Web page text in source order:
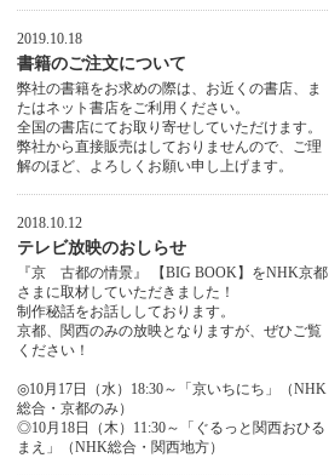
2019.10.18
書籍のご注文について
弊社の書籍をお求めの際は、お近くの書店、ま
たはネット書店をご利用ください。
全国の書店にてお取り寄せしていただけます。
弊社から直接販売はしておりませんので、ご理
解のほど、よろしくお願い申し上げます。
2018.10.12
テレビ放映のおしらせ
『京 古都の情景』 【BIG BOOK】をNHK京都
さまに取材していただきました！
制作秘話をお話ししております。
京都、関西のみの放映となりますが、ぜひご覧
ください！
◎10月17日（水）18:30～「京いちにち」（NHK
総合・京都のみ）
◎10月18日（木）11:30～「ぐるっと関西おひる
まえ」（NHK総合・関西地方）